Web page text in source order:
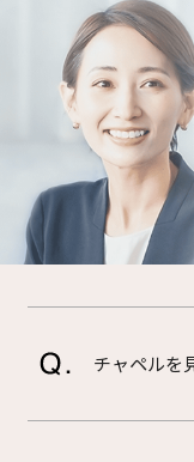
チャペルを